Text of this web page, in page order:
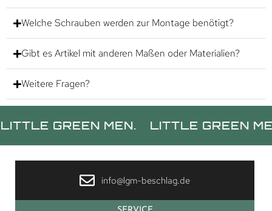
Welche Schrauben werden zur Montage benötigt?
Gibt es Artikel mit anderen Maßen oder Materialien?
Weitere Fragen?
GREEN MEN. LITTLE GREEN MEN.
info@lgm-beschlag.de